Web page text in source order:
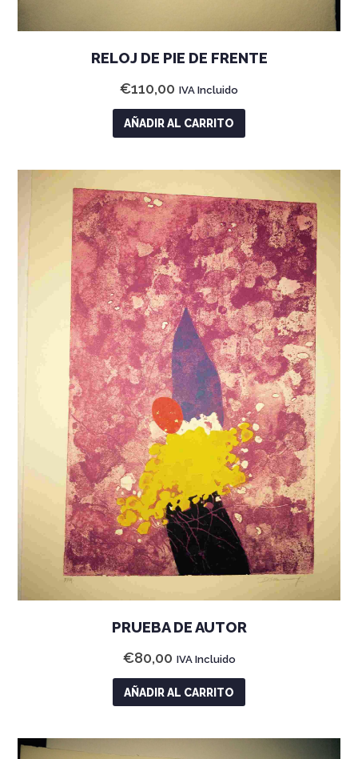
RELOJ DE PIE DE FRENTE
€110,00 IVA Incluido
AÑADIR AL CARRITO
PRUEBA DE AUTOR
€80,00 IVA Incluido
AÑADIR AL CARRITO